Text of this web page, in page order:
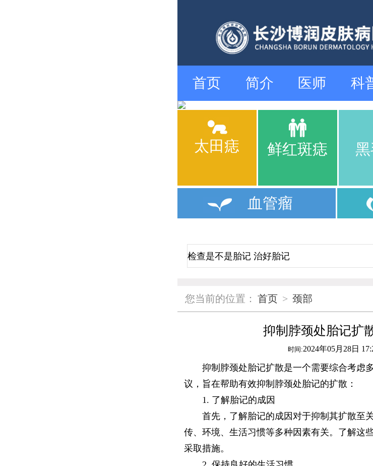
首页 简介 医师 科
太田痣 鲜红斑痣
血管瘤
您当前的位置： 首页 > 颈部
抑制脖颈处胎记扩
时间:2024年05月28日
抑制脖颈处胎记扩散是一个需要综合考虑
议，旨在帮助有效抑制脖颈处胎记的扩散：
1. 了解胎记的成因
首先，了解胎记的成因对于抑制其扩散至
传、环境、生活习惯等多种因素有关。了解这
采取措施。